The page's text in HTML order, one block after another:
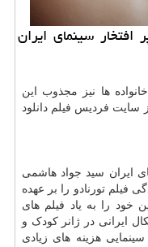
بازیگر پر افتخار سینمای ایران
ها نیز مجذوب این
سایت فردیس فیلم دانلود
سینمای ایران سید جواد هاشمی
فیلم تورنادو را بر عهده
خود را به یاد فیلم های
ایرانی در ژانر کودک و
هزینه های زیادی